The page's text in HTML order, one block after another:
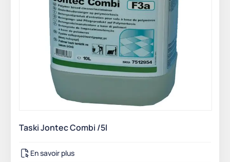
Taski Jontec Combi /5l
En savoir plus